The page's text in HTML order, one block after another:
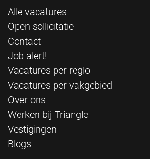
Alle vacatures
Open sollicitatie
Contact
Job alert!
Vacatures per regio
Vacatures per vakgebied
Over ons
Werken bij Triangle
Vestigingen
Blogs